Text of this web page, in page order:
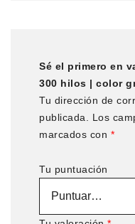
Sé el primero en
300 hilos | color
Tu dirección de
publicada.
Los
marcados con *
Tu puntuación